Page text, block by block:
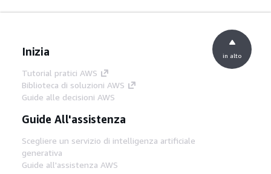
Inizia
Tutorial pratici AWS
Biblioteca di soluzioni AWS
Guide alle decisioni AWS
Guide All'assistenza
Scegliere un servizio di intelligenza artificiale
generativa
Guide all'assistenza AWS
in alto